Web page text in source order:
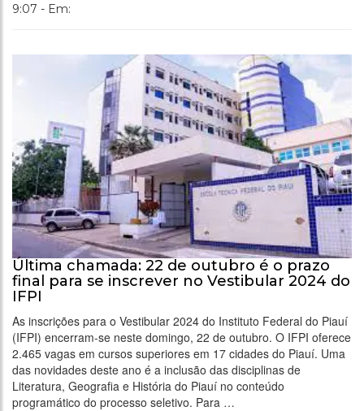
9:07 - Em:
Última chamada: 22 de outubro é o prazo
final para se inscrever no Vestibular 2024 do
IFPI
As inscrições para o Vestibular 2024 do Instituto Federal do Piauí
(IFPI) encerram-se neste domingo, 22 de outubro. O IFPI oferece
2.465 vagas em cursos superiores em 17 cidades do Piauí. Uma
das novidades deste ano é a inclusão das disciplinas de
Literatura, Geografia e História do Piauí no conteúdo
programático do processo seletivo. Para …